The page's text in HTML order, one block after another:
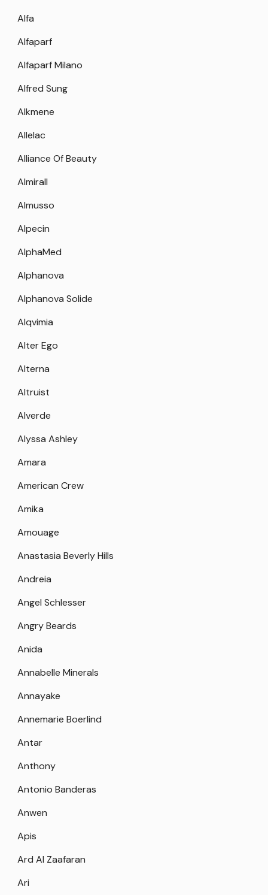
Alfa
Alfaparf
Alfaparf Milano
Alfred Sung
Alkmene
Allelac
Alliance Of Beauty
Almirall
Almusso
Alpecin
AlphaMed
Alphanova
Alphanova Solide
Alqvimia
Alter Ego
Alterna
Altruist
Alverde
Alyssa Ashley
Amara
American Crew
Amika
Amouage
Anastasia Beverly Hills
Andreia
Angel Schlesser
Angry Beards
Anida
Annabelle Minerals
Annayake
Annemarie Boerlind
Antar
Anthony
Antonio Banderas
Anwen
Apis
Ard Al Zaafaran
Ari